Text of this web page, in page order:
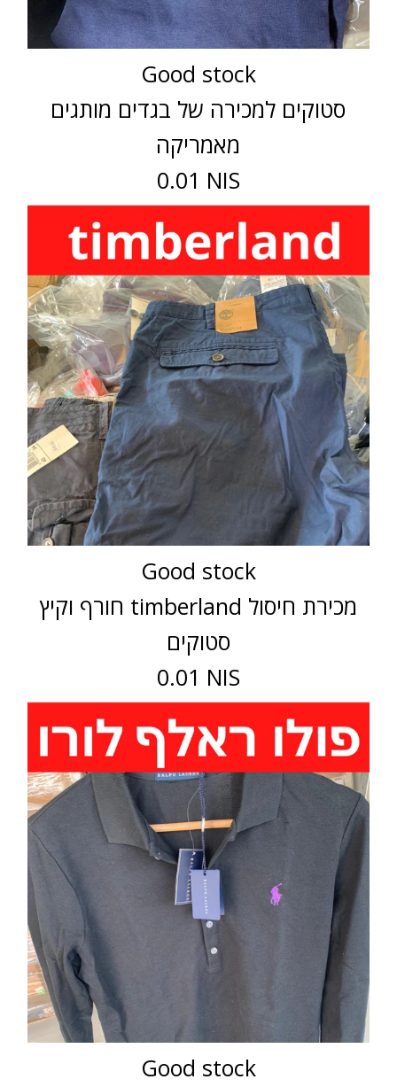
Good stock
סטוקים למכירה של בגדים מותגים
מאמריקה
0.01 NIS
Good stock
חורף וקיץ timberland מכירת חיסול
סטוקים
0.01 NIS
Good stock